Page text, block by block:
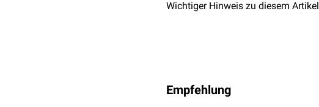
Wichtiger Hinweis zu diesem Artikel
Empfehlung